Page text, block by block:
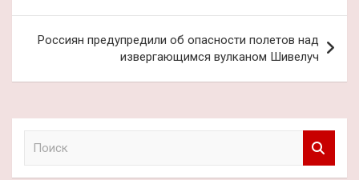
записям
Россиян предупредили об опасности полетов над
извергающимся вулканом Шивелуч